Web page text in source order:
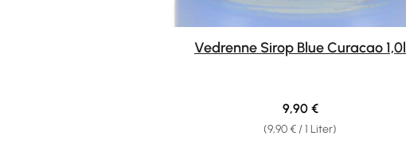
Vedrenne Sirop Blue Curacao 1,0l
(9,90 € / 1 Liter)
Regulärer Preis:
9,90 €